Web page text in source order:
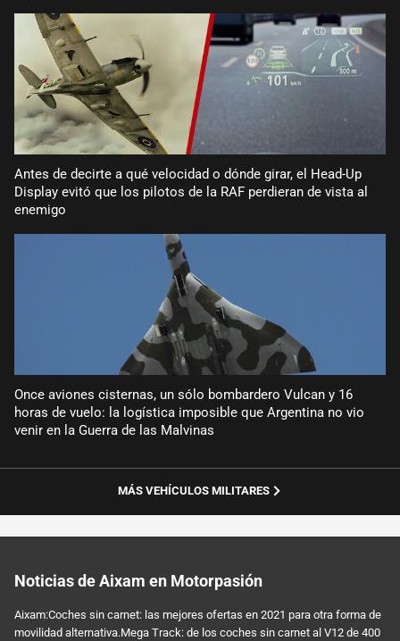
Antes de decirte a qué velocidad o dónde girar, el Head-Up
Display evitó que los pilotos de la RAF perdieran de vista al
enemigo
Once aviones cisternas, un sólo bombardero Vulcan y 16
horas de vuelo: la logística imposible que Argentina no vio
venir en la Guerra de las Malvinas
MÁS VEHÍCULOS MILITARES
Noticias de Aixam en Motorpasión
Aixam:Coches sin carnet: las mejores ofertas en 2021 para otra forma de
movilidad alternativa.Mega Track: de los coches sin carnet al V12 de 400